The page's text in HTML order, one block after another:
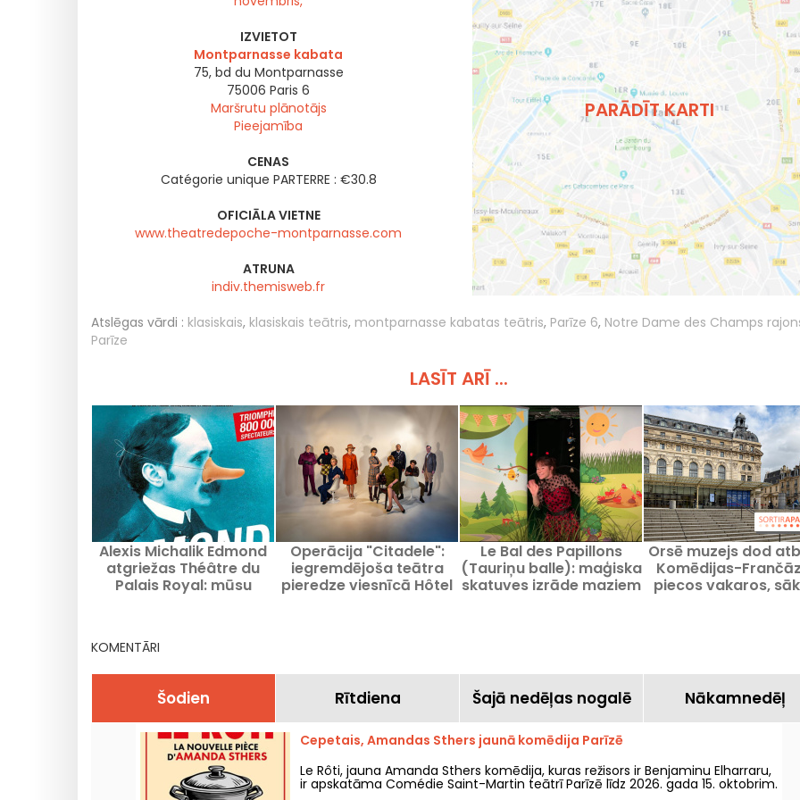
IZVIETOT
Montparnasse kabata
75, bd du Montparnasse
75006 Paris 6
Maršrutu plānotājs
Pieejamība
CENAS
Catégorie unique PARTERRE : €30.8
OFICIĀLA VIETNE
www.theatredepoche-montparnasse.com
ATRUNA
indiv.themisweb.fr
PARĀDĪT KARTI
Atslēgas vārdi : klasiskais, klasiskais teātris, montparnasse kabatas teātris, Parīze 6, Notre Dame des Champs
Parīze
LASĪT ARĪ ...
Alexis Michalik Edmond
atgriežas Théâtre du
Palais Royal: mūsu
Operācija "Citadele":
iegremdējoša teātra
pieredze viesnīcā Hôtel
Le Bal des Papillons
(Tauriņu balle): maģiska
skatuves izrāde maziem
Orsē muzejs dod
Komēdijas-
piecos vakaros,
KOMENTĀRI
Šodien Rītdiena Šajā nedēļas nogalē Nākamnedēļ
Cepetais, Amandas Sthers jaunā komēdija Parīzē
Le Rôti, jauna Amanda Sthers komēdija, kuras režisors ir Benjaminu Elharraru,
ir apskatāma Comédie Saint-Martin teātrī Parīzē līdz 2026. gada 15. oktobrim.